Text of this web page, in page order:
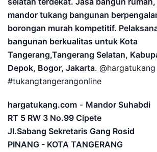
mandor tukang bangunan
borongan murah kompetitif.
bangunan berkualitas untuk Kota
Tangerang,Tangerang Selatan,
Depok, Bogor, Jakarta.
#tukangtangerangonline
hargatukang.com - Mandor Suhabdi
RT 5 RW 3 No.99 Cipete
Jl.Sabang Sekretaris Gang Rosid
PINANG - KOTA TANGERANG